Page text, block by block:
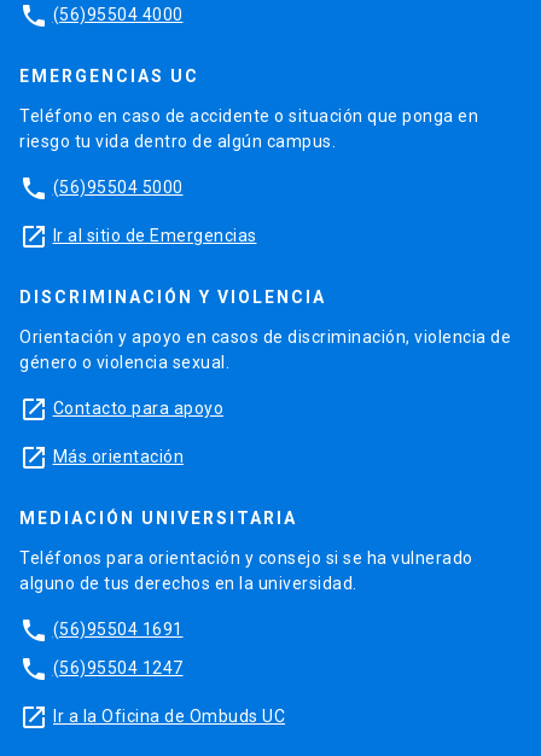
phone (56)95504 4000
EMERGENCIAS UC
Teléfono en caso de accidente o situación que ponga en
riesgo tu vida dentro de algún campus.
phone (56)95504 5000
launch Ir al sitio de Emergencias
DISCRIMINACIÓN Y VIOLENCIA
Orientación y apoyo en casos de discriminación, violencia de
género o violencia sexual.
launch Contacto para apoyo
launch Más orientación
MEDIACIÓN UNIVERSITARIA
Teléfonos para orientación y consejo si se ha vulnerado
alguno de tus derechos en la universidad.
phone (56)95504 1691
phone (56)95504 1247
launch Ir a la Oficina de Ombuds UC